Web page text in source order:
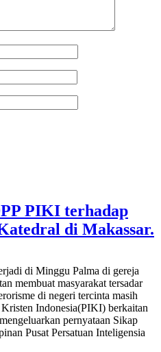
PIKI terhadap
di Makassar.
di Minggu Palma di gereja
membuat masyarakat tersadar
di negeri tercinta masih
Kristen Indonesia(PIKI) berkaitan
pernyataan Sikap
Pusat Persatuan Inteligensia